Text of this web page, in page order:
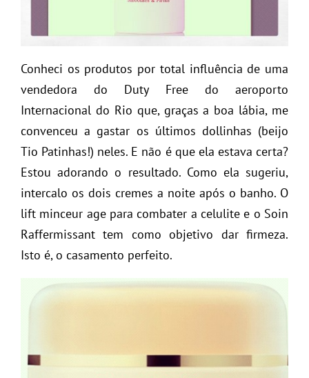
Conheci os produtos por total influência de uma
vendedora do Duty Free do aeroporto
Internacional do Rio que, graças a boa lábia, me
convenceu a gastar os últimos dollinhas (beijo
Tio Patinhas!) neles. E não é que ela estava certa?
Estou adorando o resultado. Como ela sugeriu,
intercalo os dois cremes a noite após o banho. O
lift minceur age para combater a celulite e o Soin
Raffermissant tem como objetivo dar firmeza.
Isto é, o casamento perfeito.